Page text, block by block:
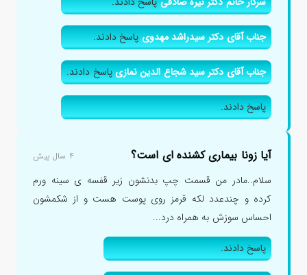
جناب آقای دکتر سیدراشد مهدویپاسخ دادند.
جناب آقای دکتر سید شجاع الدین نمازیپاسخ دادند.
پاسخ دادند.
آیا زونا بیماری کشنده ای است؟ ۴ سال پیش
سلام..مادر من قسمت چپ بدنشون زیر قفسه ی سینه ورم
کرده و چندعدد لکه قرمز روی پوست هست و از شکمشون
احساس سوزش به همراه درد...
پاسخ دادند.